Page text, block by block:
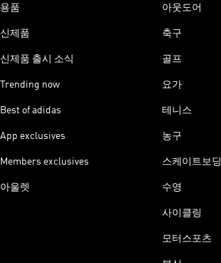
용품
신제품
신제품 출시 소식
Trending now
Best of adidas
App exclusives
Members exclusives
아울렛
아웃도어
축구
골프
요가
테니스
농구
스케이트보딩
수영
사이클링
모터스포츠